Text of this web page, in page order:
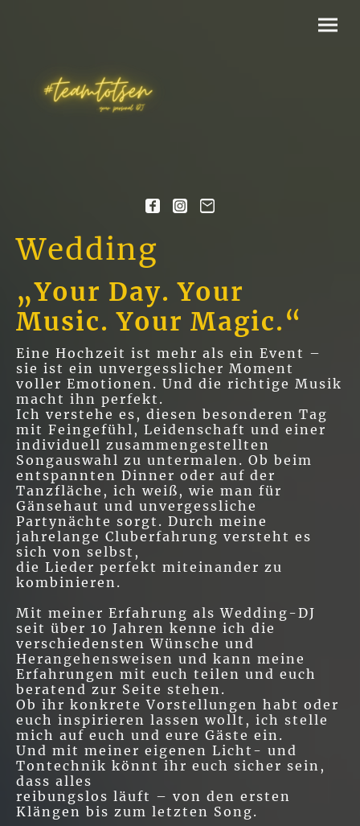
Wedding
„Your Day. Your
Music. Your Magic.“
Eine Hochzeit ist mehr als ein Event –
sie ist ein unvergesslicher Moment
voller Emotionen. Und die richtige Musik
macht ihn perfekt.
Ich verstehe es, diesen besonderen Tag
mit Feingefühl, Leidenschaft und einer
individuell zusammengestellten
Songauswahl zu untermalen. Ob beim
entspannten Dinner oder auf der
Tanzfläche, ich weiß, wie man für
Gänsehaut und unvergessliche
Partynächte sorgt. Durch meine
jahrelange Cluberfahrung versteht es
sich von selbst,
die Lieder perfekt miteinander zu
kombinieren.
Mit meiner Erfahrung als Wedding-DJ
seit über 10 Jahren kenne ich die
verschiedensten Wünsche und
Herangehensweisen und kann meine
Erfahrungen mit euch teilen und euch
beratend zur Seite stehen.
Ob ihr konkrete Vorstellungen habt oder
euch inspirieren lassen wollt, ich stelle
mich auf euch und eure Gäste ein.
Und mit meiner eigenen Licht- und
Tontechnik könnt ihr euch sicher sein,
dass alles
reibungslos läuft – von den ersten
Klängen bis zum letzten Song.